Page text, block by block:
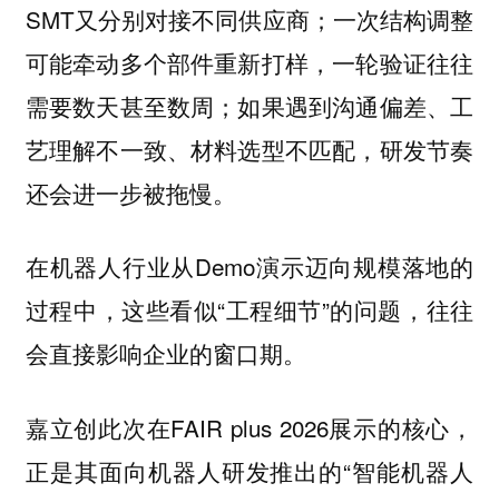
SMT又分别对接不同供应商；一次结构调整
可能牵动多个部件重新打样，一轮验证往往
需要数天甚至数周；如果遇到沟通偏差、工
艺理解不一致、材料选型不匹配，研发节奏
还会进一步被拖慢。
在机器人行业从Demo演示迈向规模落地的
过程中，这些看似“工程细节”的问题，往往
会直接影响企业的窗口期。
嘉立创此次在FAIR plus 2026展示的核心，
正是其面向机器人研发推出的“智能机器人